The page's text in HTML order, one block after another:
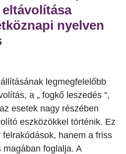
nyelven
legmegfelelőbb
a „ fogkő leszedés ",
esetek nagy részében
eszközökkel történik. Ez
hanem a friss
foglalja. A